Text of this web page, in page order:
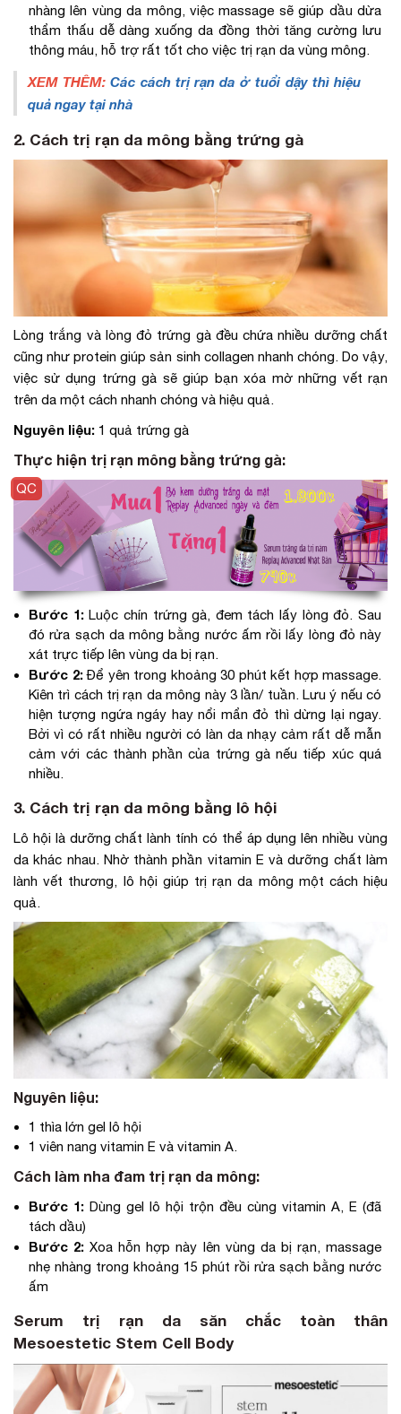
nhàng lên vùng da mông, việc massage sẽ giúp dầu dừa
thẩm thấu dễ dàng xuống da đồng thời tăng cường lưu
thông máu, hỗ trợ rất tốt cho việc trị rạn da vùng mông.
XEM THÊM: Các cách trị rạn da ở tuổi dậy thì hiệu
quả ngay tại nhà
2. Cách trị rạn da mông bằng trứng gà
Lòng trắng và lòng đỏ trứng gà đều chứa nhiều dưỡng chất
cũng như protein giúp sản sinh collagen nhanh chóng. Do vậy,
việc sử dụng trứng gà sẽ giúp bạn xóa mờ những vết rạn
trên da một cách nhanh chóng và hiệu quả.
Nguyên liệu: 1 quả trứng gà
Thực hiện trị rạn mông bằng trứng gà:
Bước 1:Luộc chín trứng gà, đem tách lấy lòng đỏ. Sau
đó rửa sạch da mông bằng nước ấm rồi lấy lòng đỏ này
xát trực tiếp lên vùng da bị rạn.
Bước 2:Để yên trong khoảng 30 phút kết hợp massage.
Kiên trì cách trị rạn da mông này 3 lần/ tuần. Lưu ý nếu có
hiện tượng ngứa ngáy hay nổi mẩn đỏ thì dừng lại ngay.
Bởi vì có rất nhiều người có làn da nhạy cảm rất dễ mẫn
cảm với các thành phần của trứng gà nếu tiếp xúc quá
nhiều.
3. Cách trị rạn da mông bằng lô hội
Lô hội là dưỡng chất lành tính có thể áp dụng lên nhiều vùng
da khác nhau. Nhờ thành phần vitamin E và dưỡng chất làm
lành vết thương, lô hội giúp trị rạn da mông một cách hiệu
quả.
Nguyên liệu:
1 thìa lớn gel lô hội
1 viên nang vitamin E và vitamin A.
Cách làm nha đam trị rạn da mông:
Bước 1: Dùng gel lô hội trộn đều cùng vitamin A, E (đã
tách dầu)
Bước 2: Xoa hỗn hợp này lên vùng da bị rạn, massage
nhẹ nhàng trong khoảng 15 phút rồi rửa sạch bằng nước
ấm
Serum trị rạn da săn chắc toàn thân
Mesoestetic Stem Cell Body